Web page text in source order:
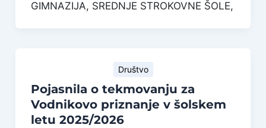
GIMNAZIJA, SREDNJE STROKOVNE ŠOLE,
Društvo
Pojasnila o tekmovanju za
Vodnikovo priznanje v šolskem
letu 2025/2026